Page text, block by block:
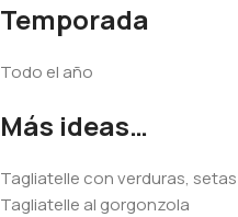
Temporada
Todo el año
Más ideas…
Tagliatelle con verduras,
Tagliatelle al gorgonzola